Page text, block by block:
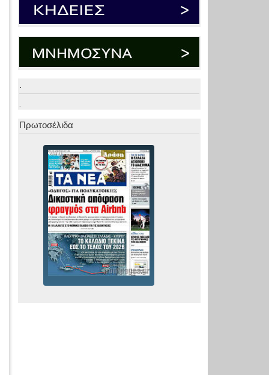
.
.
Πρωτοσέλιδα